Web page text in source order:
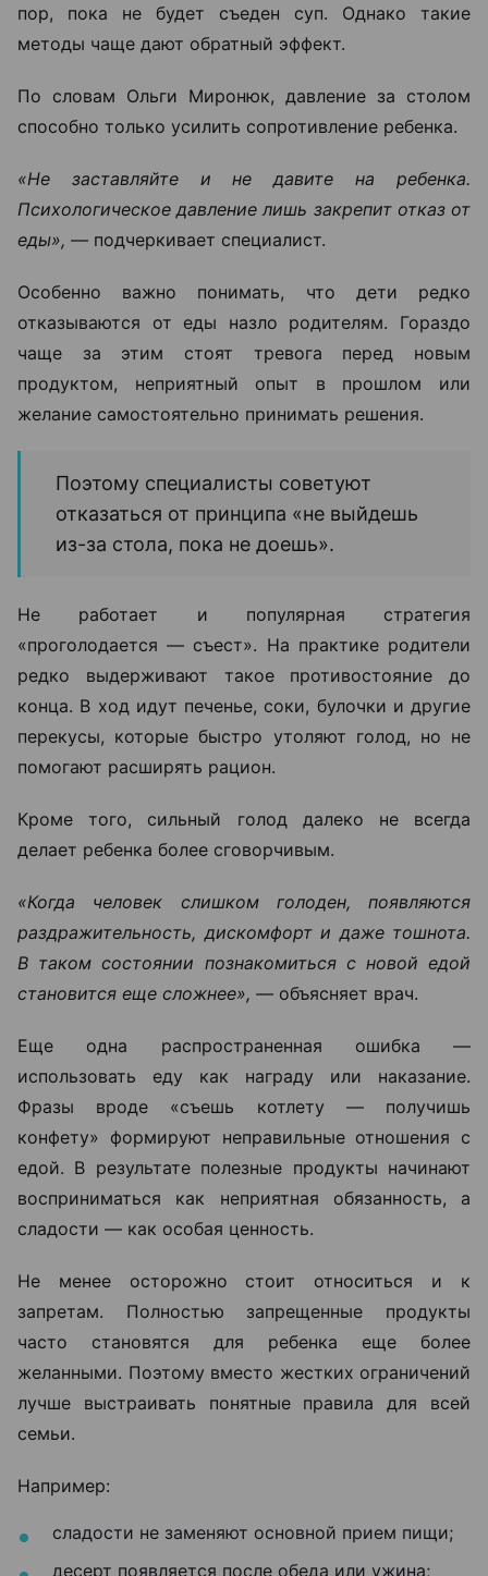
пор, пока не будет съеден суп. Однако такие
методы чаще дают обратный эффект.
По словам Ольги Миронюк, давление за столом
способно только усилить сопротивление ребенка.
«Не заставляйте и не давите на ребенка.
Психологическое давление лишь закрепит отказ от
еды», — подчеркивает специалист.
Особенно важно понимать, что дети редко
отказываются от еды назло родителям. Гораздо
чаще за этим стоят тревога перед новым
продуктом, неприятный опыт в прошлом или
желание самостоятельно принимать решения.
Поэтому специалисты советуют
отказаться от принципа «не выйдешь
из-за стола, пока не доешь».
Не работает и популярная стратегия
«проголодается — съест». На практике родители
редко выдерживают такое противостояние до
конца. В ход идут печенье, соки, булочки и другие
перекусы, которые быстро утоляют голод, но не
помогают расширять рацион.
Кроме того, сильный голод далеко не всегда
делает ребенка более сговорчивым.
«Когда человек слишком голоден, появляются
раздражительность, дискомфорт и даже тошнота.
В таком состоянии познакомиться с новой едой
становится еще сложнее», — объясняет врач.
Еще одна распространенная ошибка —
использовать еду как награду или наказание.
Фразы вроде «съешь котлету — получишь
конфету» формируют неправильные отношения с
едой. В результате полезные продукты начинают
восприниматься как неприятная обязанность, а
сладости — как особая ценность.
Не менее осторожно стоит относиться и к
запретам. Полностью запрещенные продукты
часто становятся для ребенка еще более
желанными. Поэтому вместо жестких ограничений
лучше выстраивать понятные правила для всей
семьи.
Например:
сладости не заменяют основной прием пищи;
десерт появляется после обеда или ужина;